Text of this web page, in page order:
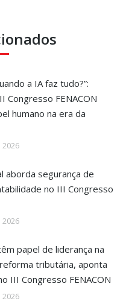
a IA faz tudo?”:
Congresso FENACON
humano na era da
aborda segurança de
no III Congresso
papel de liderança na
tributária, aponta
III Congresso FENACON